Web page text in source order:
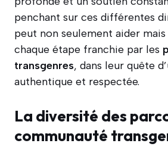
penchant sur ces différentes
peut non seulement aider
chaque étape franchie par les
transgenres, dans leur quête
authentique et respectée.
La diversité des
communauté